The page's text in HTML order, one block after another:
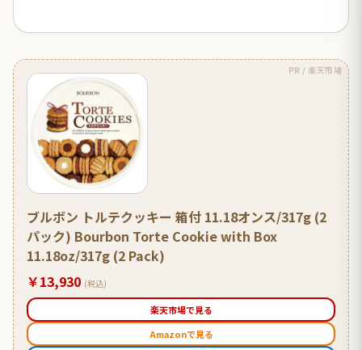
PR / 楽天市場
ブルボン トルテクッキー 箱付 11.18オンス/317g (2
パック) Bourbon Torte Cookie with Box
11.18oz/317g (2 Pack)
￥13,930 (税込)
楽天市場で見る
Amazonで見る